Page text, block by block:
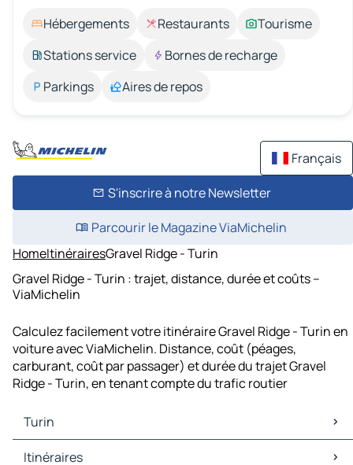
Hébergements Restaurants
Tourisme
Stations service
Bornes de recharge
Parkings
Aires de repos
Français
S'inscrire à notre Newsletter
Parcourir le Magazine ViaMichelin
HomeItinérairesGravel Ridge - Turin
Gravel Ridge - Turin : trajet, distance, durée et coûts –
ViaMichelin
Calculez facilement votre itinéraire Gravel Ridge - Turin en
voiture avec ViaMichelin. Distance, coût (péages,
carburant, coût par passager) et durée du trajet Gravel
Ridge - Turin, en tenant compte du trafic routier
Turin
Turin Cartes et plans
Itinéraires